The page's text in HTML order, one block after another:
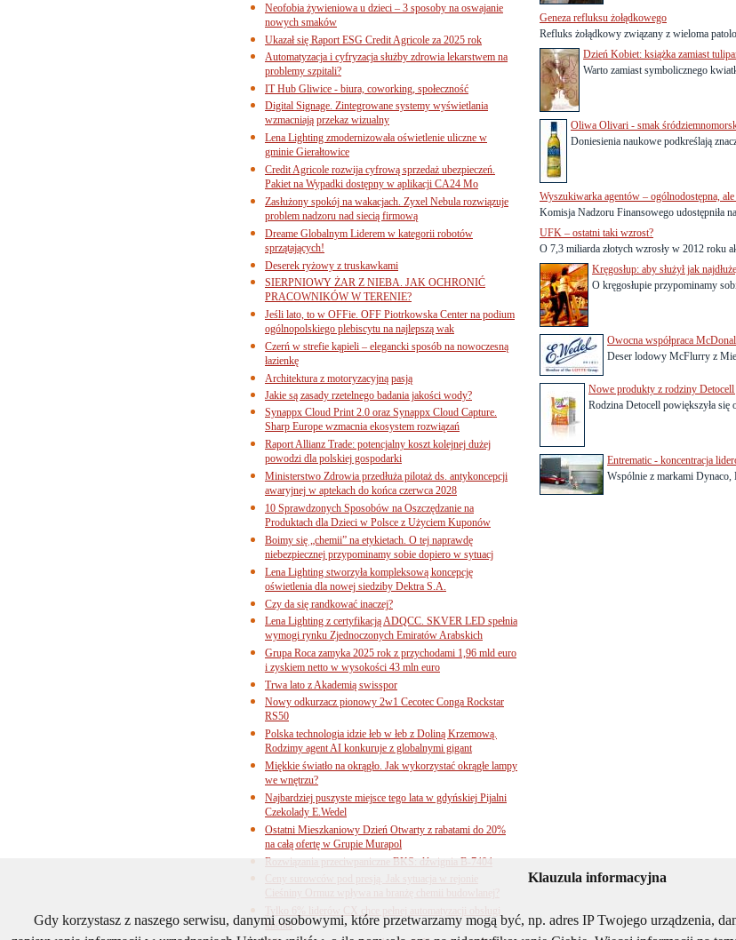
Geneza refluksu żołądkowego
Refluks żołądkowy związany z wieloma
Dzień Kobiet: książka zamiast
Warto zamiast symbolicznego
Oliwa Olivari - smak
Doniesienia naukowe podkreślają
Wyszukiwarka agentów – ogólnodostępna, ale
Komisja Nadzoru Finansowego udostępniła
UFK – ostatni taki wzrost?
O 7,3 miliarda złotych wzrosły w 2012 roku
Kręgosłup: aby służył jak
O kręgosłupie przypominamy
Owocna współpraca
Deser lodowy McFlurry z
Nowe produkty z rodziny
Rodzina Detocell powiększyła
Entrematic - koncentracja
Wspólnie z markami Dynaco,
Neofobia żywieniowa u dzieci – 3 sposoby na oswajanie
nowych smaków
Ukazał się Raport ESG Credit Agricole za 2025 rok
Automatyzacja i cyfryzacja służby zdrowia lekarstwem na
problemy szpitali?
IT Hub Gliwice - biura, coworking, społeczność
Digital Signage. Zintegrowane systemy wyświetlania
wzmacniają przekaz wizualny
Lena Lighting zmodernizowała oświetlenie uliczne w
gminie Gierałtowice
Credit Agricole rozwija cyfrową sprzedaż ubezpieczeń.
Pakiet na Wypadki dostępny w aplikacji CA24 Mo
Zasłużony spokój na wakacjach. Zyxel Nebula rozwiązuje
problem nadzoru nad siecią firmową
Dreame Globalnym Liderem w kategorii robotów
sprzątających!
Deserek ryżowy z truskawkami
SIERPNIOWY ŻAR Z NIEBA. JAK OCHRONIĆ
PRACOWNIKÓW W TERENIE?
Jeśli lato, to w OFFie. OFF Piotrkowska Center na podium
ogólnopolskiego plebiscytu na najlepszą wak
Czerń w strefie kąpieli – elegancki sposób na nowoczesną
łazienkę
Architektura z motoryzacyjną pasją
Jakie są zasady rzetelnego badania jakości wody?
Synappx Cloud Print 2.0 oraz Synappx Cloud Capture.
Sharp Europe wzmacnia ekosystem rozwiązań
Raport Allianz Trade: potencjalny koszt kolejnej dużej
powodzi dla polskiej gospodarki
Ministerstwo Zdrowia przedłuża pilotaż ds. antykoncepcji
awaryjnej w aptekach do końca czerwca 2028
10 Sprawdzonych Sposobów na Oszczędzanie na
Produktach dla Dzieci w Polsce z Użyciem Kuponów
Boimy się „chemii” na etykietach. O tej naprawdę
niebezpiecznej przypominamy sobie dopiero w sytuacj
Lena Lighting stworzyła kompleksową koncepcję
oświetlenia dla nowej siedziby Dektra S.A.
Czy da się randkować inaczej?
Lena Lighting z certyfikacją ADQCC. SKVER LED spełnia
wymogi rynku Zjednoczonych Emiratów Arabskich
Grupa Roca zamyka 2025 rok z przychodami 1,96 mld euro
i zyskiem netto w wysokości 43 mln euro
Trwa lato z Akademią swisspor
Nowy odkurzacz pionowy 2w1 Cecotec Conga Rockstar
RS50
Polska technologia idzie łeb w łeb z Doliną Krzemową.
Rodzimy agent AI konkuruje z globalnymi gigant
Miękkie światło na okrągło. Jak wykorzystać okrągłe lampy
we wnętrzu?
Najbardziej puszyste miejsce tego lata w gdyńskiej Pijalni
Czekolady E.Wedel
Ostatni Mieszkaniowy Dzień Otwarty z rabatami do 20%
na całą ofertę w Grupie Murapol
Rozwiązania przeciwpaniczne BKS: dźwignia B-7404
Ceny surowców pod presją. Jak sytuacja w rejonie
Cieśniny Ormuz wpływa na branżę chemii budowlanej?
Tylko 6% liderów CX chce pełnej automatyzacji obsługi
klienta
Klauzula informacyjna
Gdy korzystasz z naszego serwisu, danymi osobowymi, które przetwarzamy mogą być, np. adres IP Twojego urządzenia,